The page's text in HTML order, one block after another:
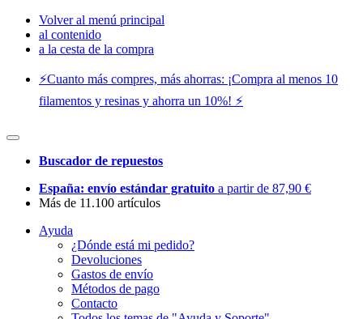
Volver al menú principal
al contenido
a la cesta de la compra
⚡️Cuanto más compres, más ahorras: ¡Compra al menos 10
filamentos y resinas y ahorra un 10%! ⚡️
Buscador de repuestos
España: envío estándar gratuito a partir de 87,90 €
Más de 11.100 artículos
Ayuda
¿Dónde está mi pedido?
Devoluciones
Gastos de envío
Métodos de pago
Contacto